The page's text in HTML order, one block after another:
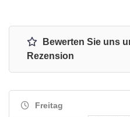
Bewerten Sie uns
Rezension
Freitag